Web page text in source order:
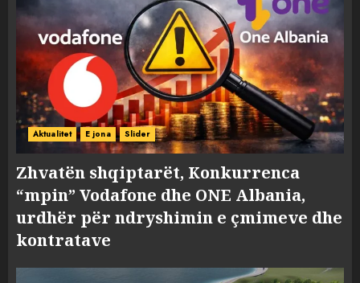
Aktualitet E jona Slider
Zhvatën shqiptarët, Konkurrenca
“mpin” Vodafone dhe ONE Albania,
urdhër për ndryshimin e çmimeve dhe
kontratave